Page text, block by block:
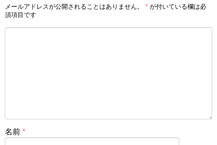
メールアドレスが公開されることはありません。 * が付いている欄は必
須項目です
名前 *